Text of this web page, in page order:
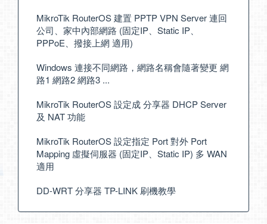
MikroTik RouterOS 建置 PPTP VPN Server 連回
公司、家中內部網路 (固定IP、Static IP、
PPPoE、撥接上網 適用)
Windows 連接不同網路，網路名稱會隨著變更 網
路1 網路2 網路3 ...
MikroTik RouterOS 設定成 分享器 DHCP Server
及 NAT 功能
MikroTik RouterOS 設定指定 Port 對外 Port
Mapping 虛擬伺服器 (固定IP、Static IP) 多 WAN
適用
DD-WRT 分享器 TP-LINK 刷機教學